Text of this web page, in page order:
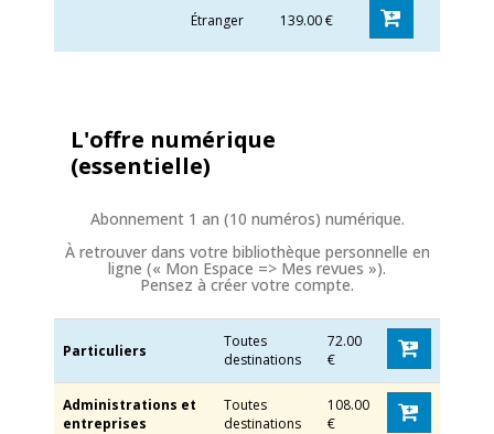
Étranger 139.00 €
L'offre numérique
(essentielle)
Abonnement 1 an (10 numéros) numérique.
À retrouver dans votre bibliothèque personnelle en
ligne (« Mon Espace => Mes revues »).
Pensez à créer votre compte.
Particuliers
Toutes
destinations
72.00
€
Administrations et
entreprises
Toutes
destinations
108.00
€